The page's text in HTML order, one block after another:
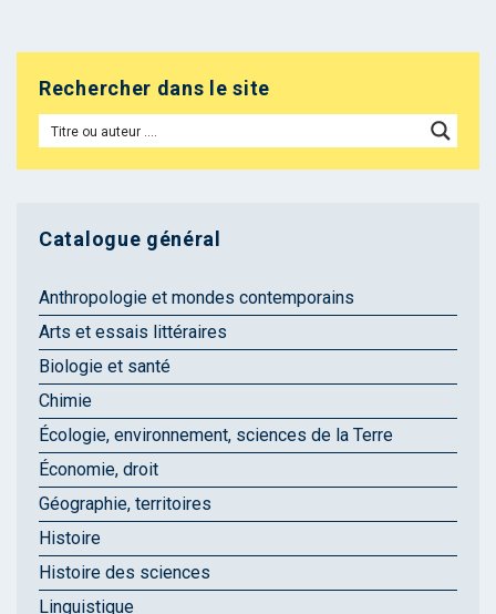
Rechercher dans le site
Catalogue général
Anthropologie et mondes contemporains
Arts et essais littéraires
Biologie et santé
Chimie
Écologie, environnement, sciences de la Terre
Économie, droit
Géographie, territoires
Histoire
Histoire des sciences
Linguistique